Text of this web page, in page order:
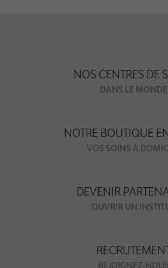
NOS CENTRES DE
DANS LE MONDE
NOTRE BOUTIQUE
VOS SOINS À
DEVENIR
OUVRIR UN
REJOIGNEZ-NOUS